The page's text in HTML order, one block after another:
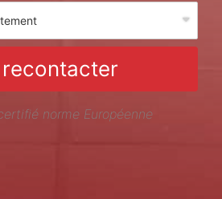
recontacter
norme Européenne